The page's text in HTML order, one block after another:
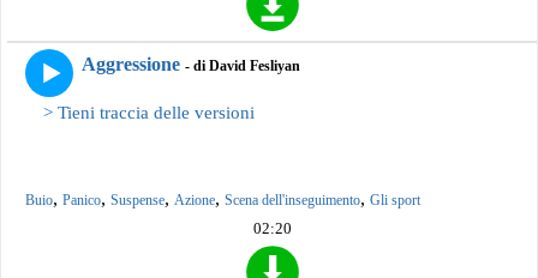
Aggressione - di David Fesliyan
> Tieni traccia delle versioni
Buio, Panico, Suspense, Azione, Scena dell'inseguimento, Gli sport
02:20